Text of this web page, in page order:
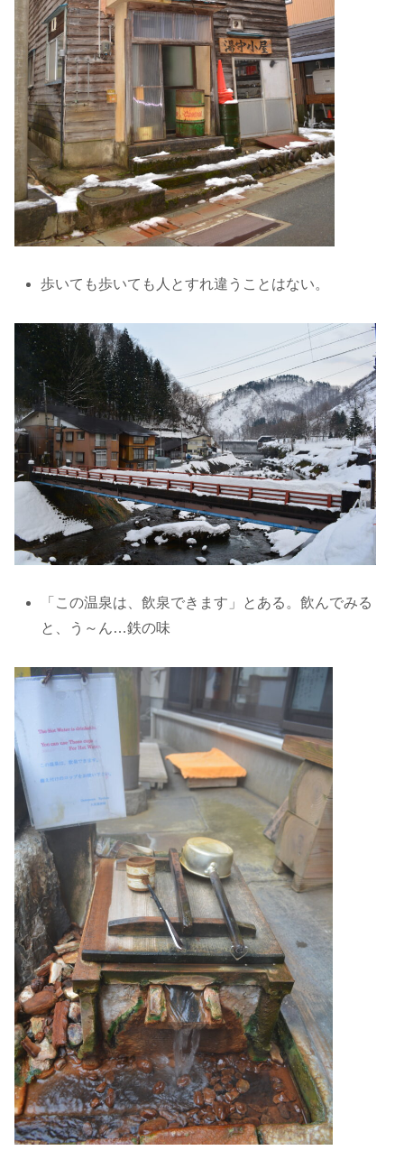
歩いても歩いても人とすれ違うことはない。
「この温泉は、飲泉できます」とある。飲んでみる
と、う～ん…鉄の味